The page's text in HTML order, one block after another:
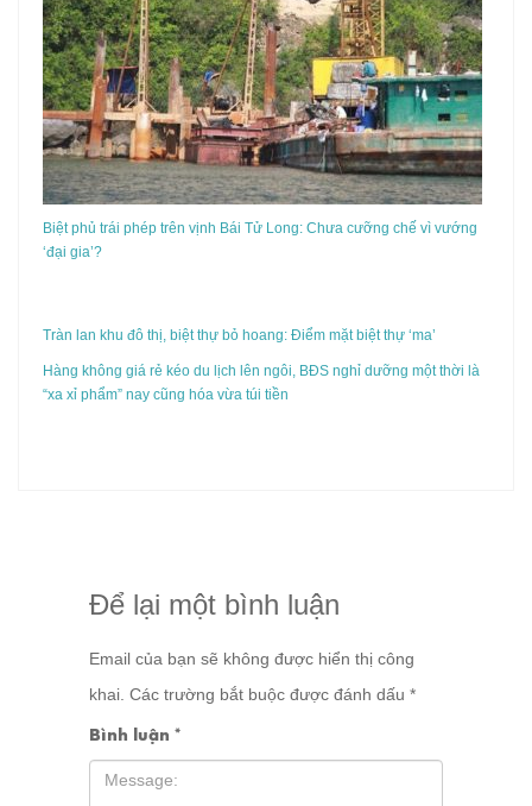
Biệt phủ trái phép trên vịnh Bái Tử Long: Chưa cưỡng chế vì vướng
‘đại gia’?
Tràn lan khu đô thị, biệt thự bỏ hoang: Điểm mặt biệt thự ‘ma’
Hàng không giá rẻ kéo du lịch lên ngôi, BĐS nghỉ dưỡng một thời là
“xa xỉ phẩm” nay cũng hóa vừa túi tiền
Để lại một bình luận
Email của bạn sẽ không được hiển thị công
khai. Các trường bắt buộc được đánh dấu *
Bình luận *